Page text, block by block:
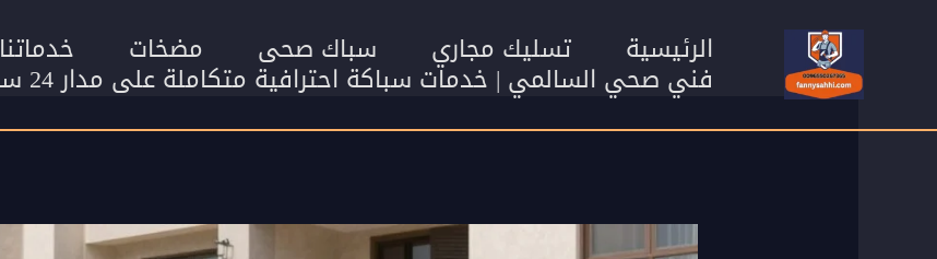
المحتوى
الرئيسية تسليك مجاري سباك صحى مضخات خدماتنا
فني صحي السالمي | خدمات سباكة احترافية متكاملة على مدار 24 ساعة